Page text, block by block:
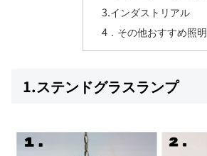
3.インダストリアル
4．その他おすすめ照明
1.ステンドグラスランプ